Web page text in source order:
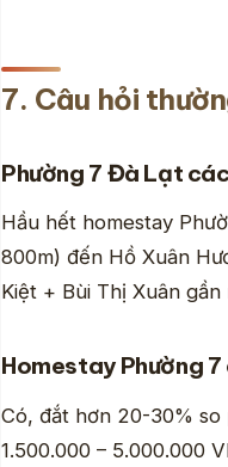
7. Câu hỏi
Phường 7 Đà Lạt
Hầu hết homestay
800m) đến Hồ Xuân
Kiệt + Bùi Thị Xuân gần
Homestay Phường
Có, đắt hơn 20-30%
1.500.000 – 5.000.000